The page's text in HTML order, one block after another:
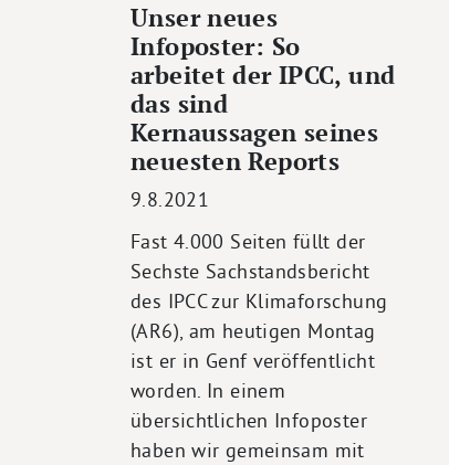
Unser neues
Infoposter: So
arbeitet der IPCC, und
das sind
Kernaussagen seines
neuesten Reports
9.8.2021
Fast 4.000 Seiten füllt der
Sechste Sachstandsbericht
des IPCC zur Klimaforschung
(AR6), am heutigen Montag
ist er in Genf veröffentlicht
worden. In einem
übersichtlichen Infoposter
haben wir gemeinsam mit